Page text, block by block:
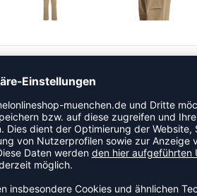
Stoff gefertigt, um den Komfort
auf der Rückseite zur
den Look ab.